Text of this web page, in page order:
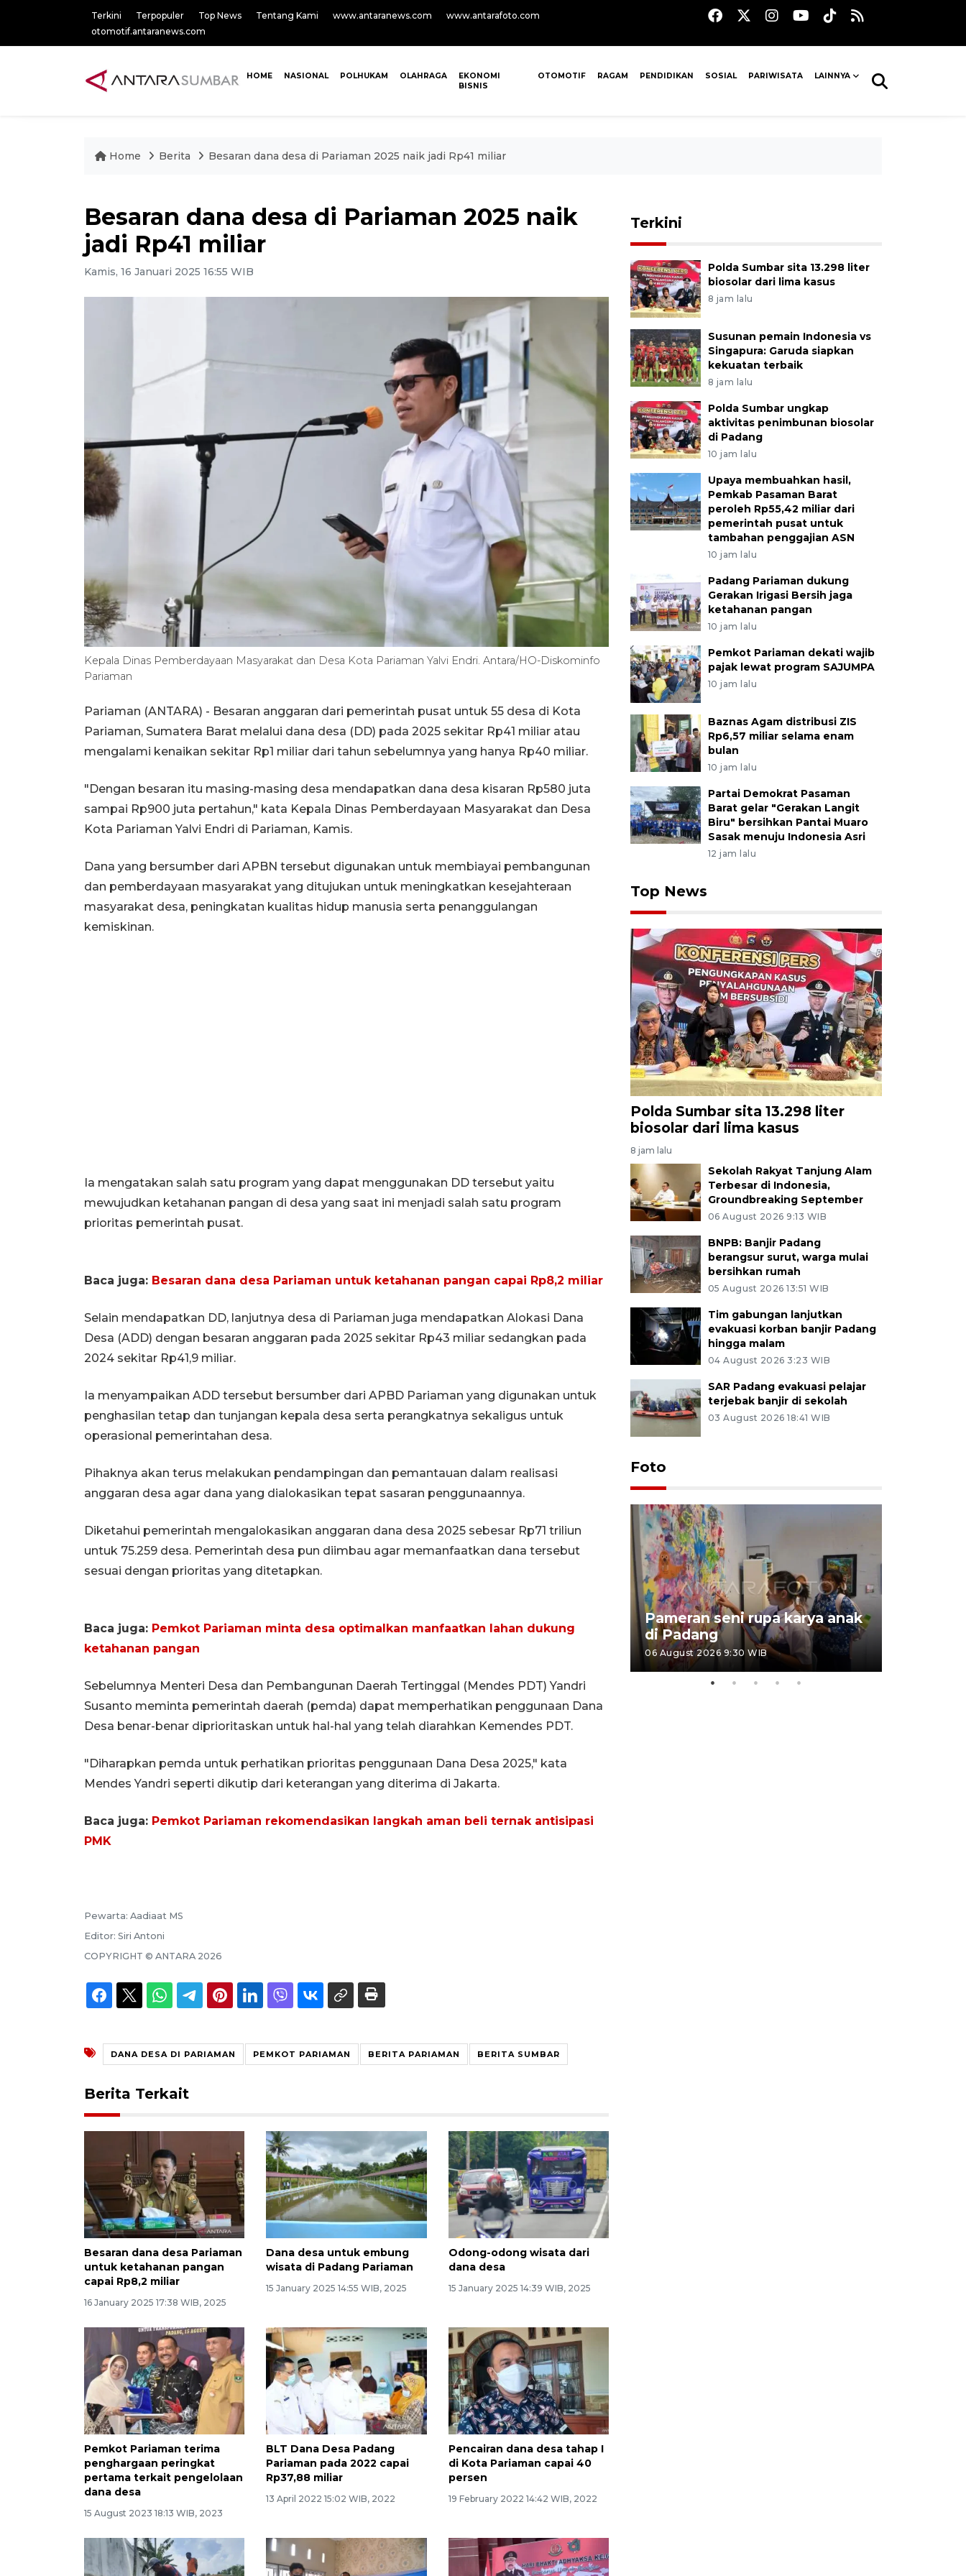
Terkini Terpopuler Top News Tentang Kami www.antaranews.com
www.antarafoto.com
otomotif.antaranews.com
HOME NASIONAL POLHUKAM OLAHRAGA
EKONOMI
BISNIS
OTOMOTIF RAGAM PENDIDIKAN SOSIAL PARIWISATA LAINNYA
Home Berita Besaran dana desa di Pariaman 2025 naik jadi Rp41 miliar
Besaran dana desa di Pariaman 2025 naik
jadi Rp41 miliar
Kamis, 16 Januari 2025 16:55 WIB
Kepala Dinas Pemberdayaan Masyarakat dan Desa Kota Pariaman Yalvi Endri. Antara/HO-Diskominfo
Pariaman
Pariaman (ANTARA) - Besaran anggaran dari pemerintah pusat untuk 55 desa di Kota
Pariaman, Sumatera Barat melalui dana desa (DD) pada 2025 sekitar Rp41 miliar atau
mengalami kenaikan sekitar Rp1 miliar dari tahun sebelumnya yang hanya Rp40 miliar.
"Dengan besaran itu masing-masing desa mendapatkan dana desa kisaran Rp580 juta
sampai Rp900 juta pertahun," kata Kepala Dinas Pemberdayaan Masyarakat dan Desa
Kota Pariaman Yalvi Endri di Pariaman, Kamis.
Dana yang bersumber dari APBN tersebut digunakan untuk membiayai pembangunan
dan pemberdayaan masyarakat yang ditujukan untuk meningkatkan kesejahteraan
masyarakat desa, peningkatan kualitas hidup manusia serta penanggulangan
kemiskinan.
Ia mengatakan salah satu program yang dapat menggunakan DD tersebut yaitu
mewujudkan ketahanan pangan di desa yang saat ini menjadi salah satu program
prioritas pemerintah pusat.
Baca juga: Besaran dana desa Pariaman untuk ketahanan pangan capai Rp8,2 miliar
Selain mendapatkan DD, lanjutnya desa di Pariaman juga mendapatkan Alokasi Dana
Desa (ADD) dengan besaran anggaran pada 2025 sekitar Rp43 miliar sedangkan pada
2024 sekitar Rp41,9 miliar.
Ia menyampaikan ADD tersebut bersumber dari APBD Pariaman yang digunakan untuk
penghasilan tetap dan tunjangan kepala desa serta perangkatnya sekaligus untuk
operasional pemerintahan desa.
Pihaknya akan terus melakukan pendampingan dan pemantauan dalam realisasi
anggaran desa agar dana yang dialokasikan tepat sasaran penggunaannya.
Diketahui pemerintah mengalokasikan anggaran dana desa 2025 sebesar Rp71 triliun
untuk 75.259 desa. Pemerintah desa pun diimbau agar memanfaatkan dana tersebut
sesuai dengan prioritas yang ditetapkan.
Baca juga: Pemkot Pariaman minta desa optimalkan manfaatkan lahan dukung
ketahanan pangan
Sebelumnya Menteri Desa dan Pembangunan Daerah Tertinggal (Mendes PDT) Yandri
Susanto meminta pemerintah daerah (pemda) dapat memperhatikan penggunaan Dana
Desa benar-benar diprioritaskan untuk hal-hal yang telah diarahkan Kemendes PDT.
"Diharapkan pemda untuk perhatikan prioritas penggunaan Dana Desa 2025," kata
Mendes Yandri seperti dikutip dari keterangan yang diterima di Jakarta.
Baca juga: Pemkot Pariaman rekomendasikan langkah aman beli ternak antisipasi
PMK
Pewarta: Aadiaat MS
Editor: Siri Antoni
COPYRIGHT © ANTARA 2026
DANA DESA DI PARIAMAN PEMKOT PARIAMAN BERITA PARIAMAN BERITA SUMBAR
Berita Terkait
Besaran dana desa Pariaman
untuk ketahanan pangan
capai Rp8,2 miliar
16 January 2025 17:38 WIB, 2025
Dana desa untuk embung
wisata di Padang Pariaman
15 January 2025 14:55 WIB, 2025
Odong-odong wisata dari
dana desa
15 January 2025 14:39 WIB, 2025
Pemkot Pariaman terima
penghargaan peringkat
pertama terkait pengelolaan
dana desa
15 August 2023 18:13 WIB, 2023
BLT Dana Desa Padang
Pariaman pada 2022 capai
Rp37,88 miliar
13 April 2022 15:02 WIB, 2022
Pencairan dana desa tahap I
di Kota Pariaman capai 40
persen
19 February 2022 14:42 WIB, 2022
Terkini
Polda Sumbar sita 13.298 liter
biosolar dari lima kasus
8 jam lalu
Susunan pemain Indonesia vs
Singapura: Garuda siapkan
kekuatan terbaik
8 jam lalu
Polda Sumbar ungkap
aktivitas penimbunan biosolar
di Padang
10 jam lalu
Upaya membuahkan hasil,
Pemkab Pasaman Barat
peroleh Rp55,42 miliar dari
pemerintah pusat untuk
tambahan penggajian ASN
10 jam lalu
Padang Pariaman dukung
Gerakan Irigasi Bersih jaga
ketahanan pangan
10 jam lalu
Pemkot Pariaman dekati wajib
pajak lewat program SAJUMPA
10 jam lalu
Baznas Agam distribusi ZIS
Rp6,57 miliar selama enam
bulan
10 jam lalu
Partai Demokrat Pasaman
Barat gelar "Gerakan Langit
Biru" bersihkan Pantai Muaro
Sasak menuju Indonesia Asri
12 jam lalu
Top News
Polda Sumbar sita 13.298 liter
biosolar dari lima kasus
8 jam lalu
Sekolah Rakyat Tanjung Alam
Terbesar di Indonesia,
Groundbreaking September
06 August 2026 9:13 WIB
BNPB: Banjir Padang
berangsur surut, warga mulai
bersihkan rumah
05 August 2026 13:51 WIB
Tim gabungan lanjutkan
evakuasi korban banjir Padang
hingga malam
04 August 2026 3:23 WIB
SAR Padang evakuasi pelajar
terjebak banjir di sekolah
03 August 2026 18:41 WIB
Foto
Sumbar
Pameran seni rupa karya anak
di Padang
06 August 2026 9:30 WIB